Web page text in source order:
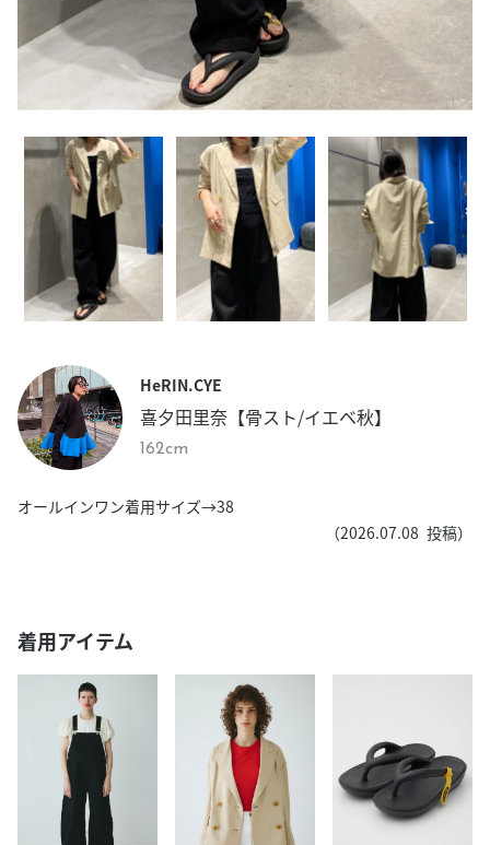
HeRIN.CYE
喜夕田里奈【骨スト/イエベ秋】
162cm
オールインワン着用サイズ→38
（2026.07.08 投稿）
着用アイテム